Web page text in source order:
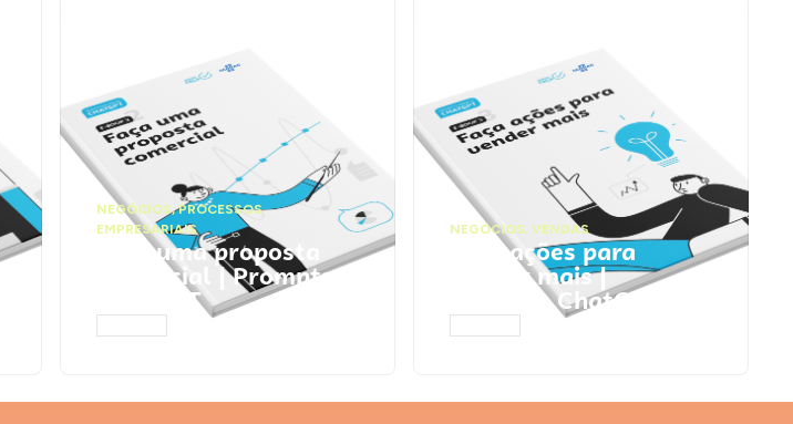
NEGÓCIOS,PROCESSOS
EMPRESARIAIS
Faça uma proposta
comercial | Prompts
ChatGPT
NEGÓCIOS, VENDAS
Faça ações para
vender mais |
Prompts ChatGPT